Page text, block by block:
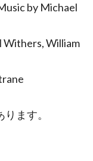
by Michael
Withers, William
ます。